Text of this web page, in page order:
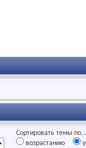
Сортировать темы по...
возрастанию